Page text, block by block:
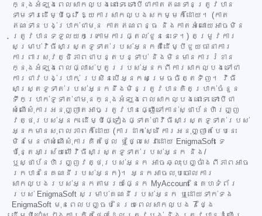
ក្នុងអំឡុងពេលសាកល្បងនោះទេ ទោះបីជាកាតឥណទានត្រូវបាន
ទាមទារដើម្បីធ្វើឱ្យការសាកល្បងសកម្មក៏ដោយ។ (កាត
ឥណទានបង់ប្រាក់ជាមុន កាតឥណពន្ធ និងកាតអំណោយអាចមិន
ត្រូវបានទទួលយកក្រោមការផ្តល់ជូននេះទេ។) តម្រូវការ
សម្រាប់វិធីសាស្ត្រទូទាត់របស់អ្នកគឺដើម្បីជួយធានាការ
ការពារសុវត្ថិភាពជាបន្តបន្ទាប់ និងមិនមានការរំខាន
ក្នុងអំឡុងពេលផ្លាស់ប្តូររបស់អ្នកពីការសាកល្បងទៅជា
ការជាវបង់ប្រាក់ ប្រសិនបើអ្នកសម្រេចចិត្តទិញ។ វិធី
សាស្ត្រទូទាត់របស់អ្នកនឹងមិនត្រូវបានគិតប្រាក់ចំនួន
ទឹកប្រាក់ទូទាត់ជាមុនក្នុងអំឡុងពេលសាកល្បងនោះទេ ទោះបីជា
សំណើសុំការអនុញ្ញាតអាចត្រូវបានផ្ញើទៅកាន់ស្ថាប័នហិរញ្ញ
វត្ថុរបស់អ្នក ដើម្បីផ្ទៀងផ្ទាត់ថាវិធីសាស្ត្រទូទាត់របស់
អ្នកមានសុពលភាពក៏ដោយ (ការដាក់ស្នើការអនុញ្ញាតបែបនេះ
មិនមែនជាសំណើសុំការគិតថ្លៃ ឬថ្លៃសេវាដោយ EnigmaSoft ទេ
ប៉ុន្តែអាស្រ័យលើវិធីសាស្ត្រទូទាត់របស់អ្នក និង/
ឬស្ថាប័នហិរញ្ញវត្ថុរបស់អ្នក អាចឆ្លុះបញ្ចាំងពីភាពអាច
រកបាននៃគណនីរបស់អ្នក)។ អ្នកអាចលុបចោលការ
សាកល្បងរបស់អ្នកតាមរយៈផ្នែក MyAccount នៃគេហទំព័រ
របស់ EnigmaSoft សម្រាប់គណនីរបស់អ្នក ឬដោយទាក់ទង
EnigmaSoft មុនពេលបញ្ចប់នៃរយៈពេលសាកល្បង 7 ថ្ងៃ